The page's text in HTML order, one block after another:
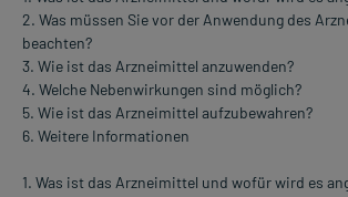
2. Was müssen Sie vor der Anwendung des
beachten?
3. Wie ist das Arzneimittel anzuwenden?
4. Welche Nebenwirkungen sind möglich?
5. Wie ist das Arzneimittel aufzubewahren?
6. Weitere Informationen
1. Was ist das Arzneimittel und wofür wird es